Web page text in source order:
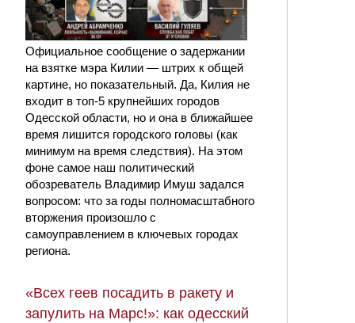
Официальное сообщение о задержании
на взятке мэра Килии — штрих к общей
картине, но показательный. Да, Килия не
входит в топ-5 крупнейших городов
Одесской области, но и она в ближайшее
время лишится городского головы (как
минимум на время следствия). На этом
фоне самое наш политический
обозреватель Владимир Имуш задался
вопросом: что за годы полномасштабного
вторжения произошло с
самоуправлением в ключевых городах
региона.
«Всех геев посадить в ракету и
запулить на Марс!»: как одесский